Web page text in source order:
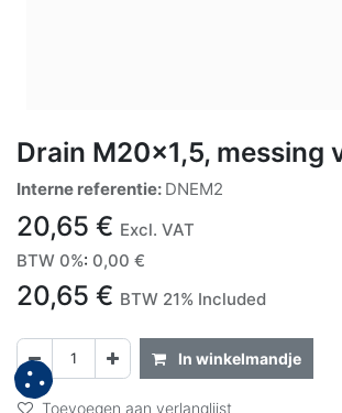
Drain M20x1,5, messing
Interne referentie: DNEM2
20,65 € Excl. VAT
BTW 0%: 0,00 €
20,65 € BTW 21% Included
In winkelmandje
Toevoegen aan verlanglijst